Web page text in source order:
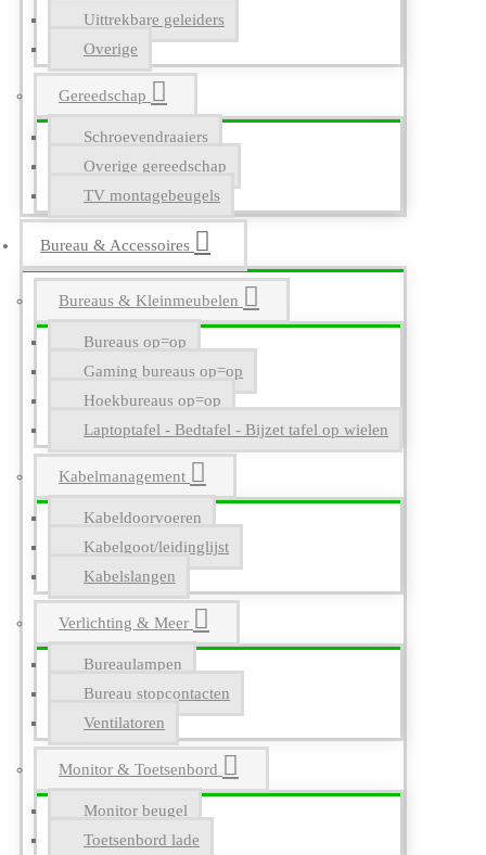
Uittrekbare geleiders
Overige
Gereedschap
Schroevendraaiers
Overige gereedschap
TV montagebeugels
Bureau & Accessoires
Bureaus & Kleinmeubelen
Bureaus op=op
Gaming bureaus op=op
Hoekbureaus op=op
Laptoptafel - Bedtafel - Bijzet tafel op wielen
Kabelmanagement
Kabeldoorvoeren
Kabelgoot/leidinglijst
Kabelslangen
Verlichting & Meer
Bureaulampen
Bureau stopcontacten
Ventilatoren
Monitor & Toetsenbord
Monitor beugel
Toetsenbord lade